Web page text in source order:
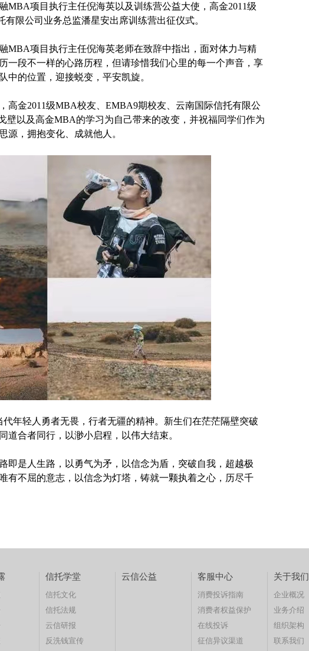
MBA项目执行主任倪海英以及训练营公益大使，高金2011级
限公司业务总监潘星安出席训练营出征仪式。
MBA项目执行主任倪海英老师在致辞中指出，面对体力与精
一段不一样的心路历程，但请珍惜我们心里的每一个声音，享
中的位置，迎接蜕变，平安凯旋。
高金2011级MBA校友、EMBA9期校友、云南国际信托有限公
壁以及高金MBA的学习为自己带来的改变，并祝福同学们作为
源，拥抱变化、成就他人。
代年轻人勇者无畏，行者无疆的精神。新生们在茫茫隔壁突破
道合者同行，以渺小启程，以伟大结束。
是人生路，以勇气为矛，以信念为盾，突破自我，超越极
有不屈的意志，以信念为灯塔，铸就一颗执着之心，历尽千
信托学堂
信托文化
信托法规
云信研报
反洗钱宣传
云信公益 客服中心
消费投诉指南
消费者权益保护
在线投诉
征信异议渠道
关于我们
企业概况
业务介绍
组织架构
联系我们